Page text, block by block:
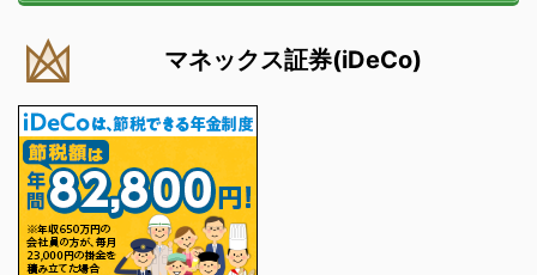
マネックス証券(iDeCo)